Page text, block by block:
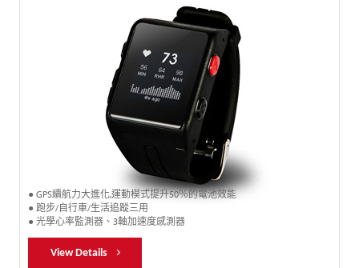
● GPS續航力大進化,運動模式提升50％的電池效能
● 跑步/自行車/生活追蹤三用
● 光學心率監測器、3軸加速度感測器
View Details